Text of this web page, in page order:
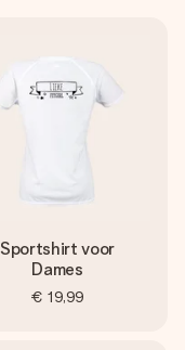
Sportshirt voor
Dames
€ 19,99